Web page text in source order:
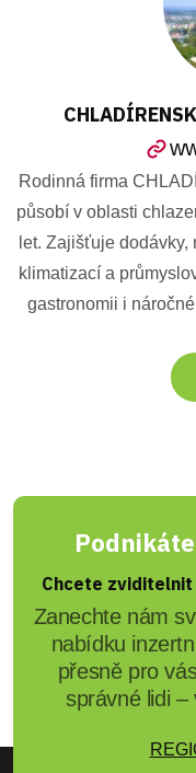
Rodinná firma
působí v oblasti
let. Zajišťuje
klimatizací a
gastronomii i
Chcete zviditelnit
Zanechte nám
nabídku
přesně pro
správné lidi